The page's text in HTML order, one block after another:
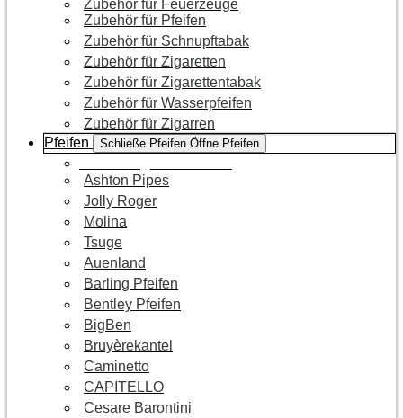
Zubehör für Feuerzeuge
Zubehör für Pfeifen
Zubehör für Schnupftabak
Zubehör für Zigaretten
Zubehör für Zigarettentabak
Zubehör für Wasserpfeifen
Zubehör für Zigarren
Pfeifen
Schließe Pfeifen Öffne Pfeifen
Ashton Pipes
Jolly Roger
Molina
Tsuge
Auenland
Barling Pfeifen
Bentley Pfeifen
BigBen
Bruyèrekantel
Caminetto
CAPITELLO
Cesare Barontini